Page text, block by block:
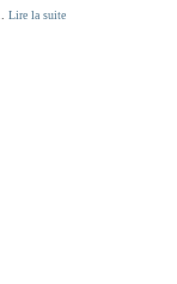
Lire la suite